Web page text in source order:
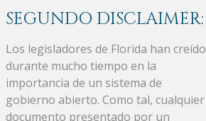
SEGUNDO DISCLAIMER:
Los legisladores de Florida han creído
durante mucho tiempo en la
importancia de un sistema de
gobierno abierto. Como tal, cualquier
documento presentado por un